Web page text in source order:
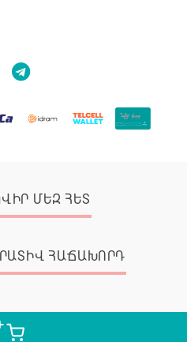
ՄԵԶ ՀԵՏ
ՀԱՃԱԽՈՐԴ
all rights reserved